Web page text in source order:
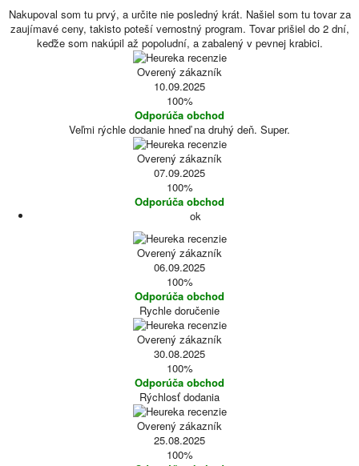
Nakupoval som tu prvý, a určite nie posledný krát. Našiel som tu tovar za
zaujímavé ceny, takisto poteší vernostný program. Tovar prišiel do 2 dní,
keďže som nakúpil až popoludní, a zabalený v pevnej krabici.
Overený zákazník
10.09.2025
100%
Odporúča obchod
Veľmi rýchle dodanie hneď na druhý deň. Super.
Overený zákazník
07.09.2025
100%
Odporúča obchod
ok
Overený zákazník
06.09.2025
100%
Odporúča obchod
Rychle doručenie
Overený zákazník
30.08.2025
100%
Odporúča obchod
Rýchlosť dodania
Overený zákazník
25.08.2025
100%